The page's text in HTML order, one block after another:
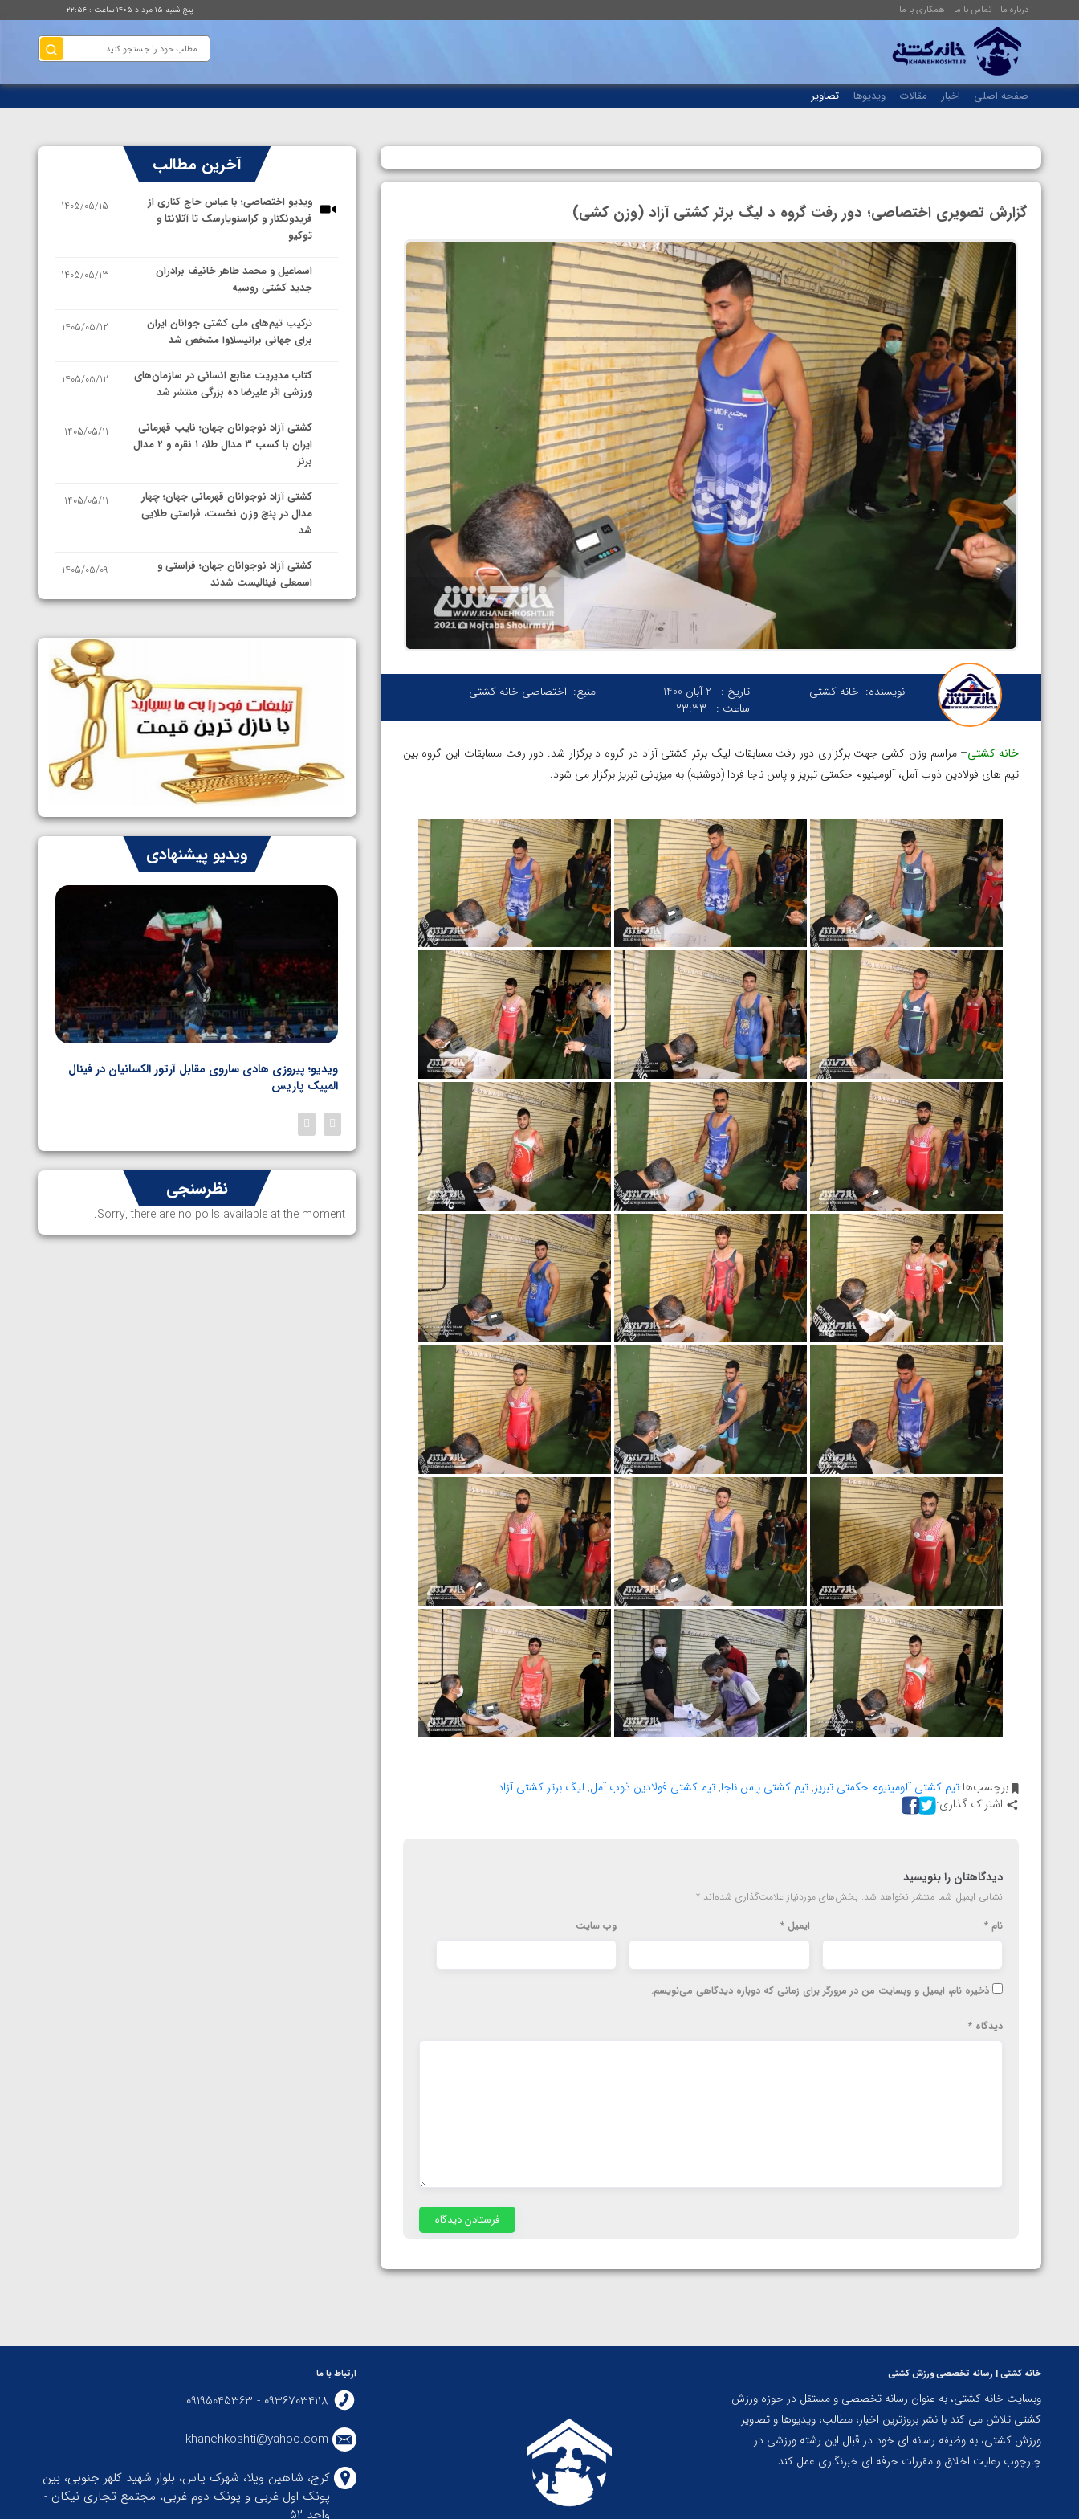
درباره ما تماس با ما همکاری با ما پنج شنبه ۱۵ مرداد ۱۴۰۵ ساعت : ۲۲:۵۶
صفحه اصلی اخبار مقالات ویدیوها تصاویر
گزارش تصویری اختصاصی؛ دور رفت گروه د لیگ برتر کشتی آزاد (وزن کشی)
نویسنده: خانه کشتی تاریخ :
2 آبان 1400
ساعت :
۲۳:۳۳
منبع: اختصاصی خانه کشتی
خانه کشتی– مراسم وزن کشی جهت برگزاری دور رفت مسابقات لیگ برتر کشتی آزاد در گروه د برگزار شد. دور رفت مسابقات این گروه بین
تیم های فولادین ذوب آمل، آلومینیوم حکمتی تبریز و پاس ناجا فردا (دوشنبه) به میزبانی تبریز برگزار می شود.
برچسب‌ها:تیم کشتی آلومینیوم حکمتی تبریز,تیم کشتی پاس ناجا,تیم کشتی فولادین ذوب آمل, لیگ برتر کشتی آزاد
اشتراک گذاری:
دیدگاهتان را بنویسید
نشانی ایمیل شما منتشر نخواهد شد. بخش‌های موردنیاز علامت‌گذاری شده‌اند *
نام * ایمیل* وب‌ سایت
ذخیره نام، ایمیل و وبسایت من در مرورگر برای زمانی که دوباره دیدگاهی می‌نویسم.
دیدگاه *
آخرین مطالب
ویدیو اختصاصی؛ با عباس حاج کناری از
فریدونکنار و کراسنویارسک تا آتلانتا و
توکیو
1405/05/15
اسماعیل و محمد طاهر خانیف برادران
جدید کشتی روسیه
1405/05/13
ترکیب تیم‌های ملی کشتی جوانان ایران
برای جهانی براتیسلاوا مشخص شد
1405/05/12
کتاب مدیریت منابع انسانی در سازمان‌های
ورزشی اثر علیرضا ده بزرگی منتشر شد
1405/05/12
کشتی آزاد نوجوانان جهان؛ نایب قهرمانی
ایران با کسب ۳ مدال طلا، ۱ نقره و ۲ مدال
برنز
1405/05/11
کشتی آزاد نوجوانان قهرمانی جهان؛ چهار
مدال در پنج وزن نخست، فراستی طلایی
شد
1405/05/11
کشتی آزاد نوجوانان جهان؛ فراستی و
اسمعلی فینالیست شدند
1405/05/09
نمایندگان ایران مشخص شدند
سوم برای ایران
1405/05/07
ایران چشم به راه چهار مدال در پنج وزن
دوم کشتی فرنگی نوجوانان جهان
1405/05/06
ویدیو پیشنهادی
امین میرزازاده
ویدیو؛ باخت امین کاویانی نژاد مقابل مالخاز آمویان از
ارمنستان
ویدیو؛ صعود حسن یزدانی به فینال المپیک با برتری مقابل
ناظم امینه
ویدیو؛ پیروزی هادی ساروی مقابل آرتور الکسانیان در فینال
المپیک پاریس
نظرسنجی
Sorry, there are no polls available at the moment.
خانه کشتی | رسانه تخصصی ورزش کشتی
وبسایت خانه کشتی، به عنوان رسانه تخصصی و مستقل در حوزه ورزش
کشتی تلاش می کند با نشر بروزترین اخبار، مطالب، ویدیوها و تصاویر
ورزش کشتی، به وظیفه رسانه ای خود در قبال این رشته ورزشی در
چارچوب رعایت اخلاق و مقررات حرفه ای خبرنگاری عمل کند.
ارتباط با ما
09367034118 - 09195045363
khanehkoshti@yahoo.com
کرج، شاهین ویلا، شهرک یاس، بلوار شهید کلهر جنوبی، بین
پونک اول غربی و پونک دوم غربی، مجتمع تجاری نیکان -